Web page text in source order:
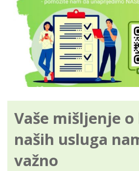
Vaše mišljenje
naših usluga
važno